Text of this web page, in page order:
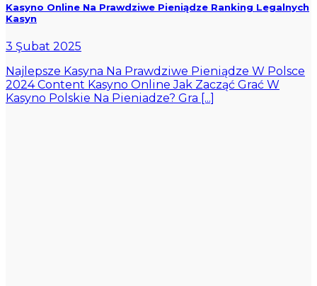
Kasyno Online Na Prawdziwe Pieniądze Ranking Legalnych
Kasyn
3 Şubat 2025
Najlepsze Kasyna Na Prawdziwe Pieniądze W Polsce
2024 Content Kasyno Online Jak Zacząć Grać W
Kasyno Polskie Na Pieniadze? Gra [...]